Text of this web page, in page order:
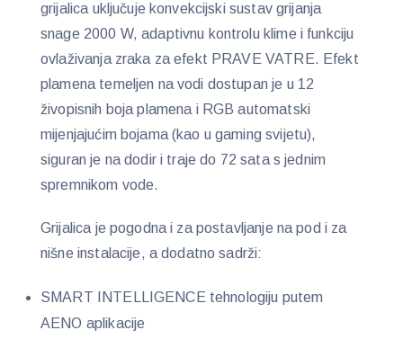
grijalica uključuje konvekcijski sustav grijanja
snage 2000 W, adaptivnu kontrolu klime i funkciju
ovlaživanja zraka za efekt PRAVE VATRE. Efekt
plamena temeljen na vodi dostupan je u 12
živopisnih boja plamena i RGB automatski
mijenjajućim bojama (kao u gaming svijetu),
siguran je na dodir i traje do 72 sata s jednim
spremnikom vode.
Grijalica je pogodna i za postavljanje na pod i za
nišne instalacije, a dodatno sadrži:
SMART INTELLIGENCE tehnologiju putem
AENO aplikacije